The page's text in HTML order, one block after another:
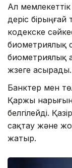
Ал
үдеріс
кодекске
биометриялық
биометриялық
жүзеге асырады.
Банктер мен
Қаржы нарығын
белгілейді.
сақтау және
жатыр.